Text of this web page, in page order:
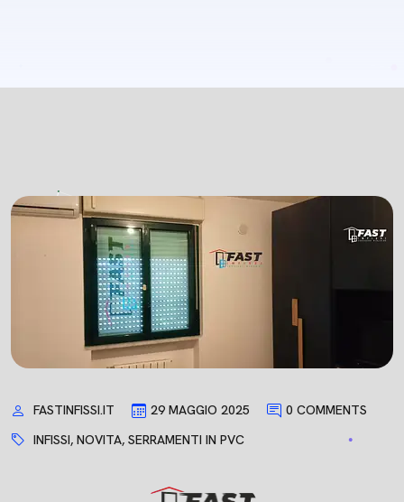
FASTINFISSI.IT 29 MAGGIO 2025
0 COMMENTS
INFISSI, NOVITA, SERRAMENTI IN PVC